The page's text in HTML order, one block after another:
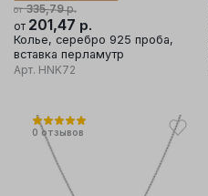
от 335,79р.
от 201,47 р.
Колье, серебро 925 проба,
вставка перламутр
Арт. HNK72
0 отзывов